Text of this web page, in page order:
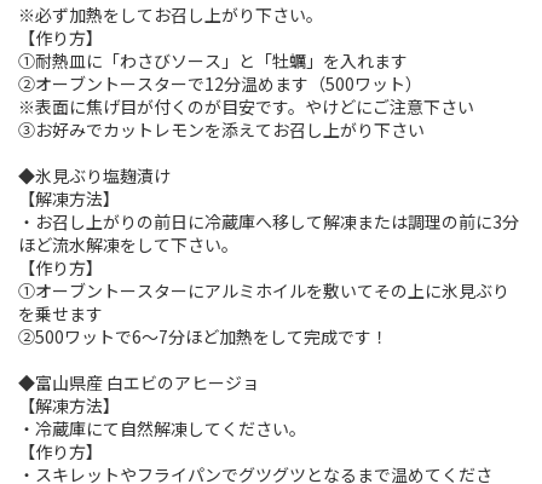
※必ず加熱をしてお召し上がり下さい。
【作り方】
①耐熱皿に「わさびソース」と「牡蠣」を入れます
②オーブントースターで12分温めます（500ワット）
※表面に焦げ目が付くのが目安です。やけどにご注意下さい
③お好みでカットレモンを添えてお召し上がり下さい
◆氷見ぶり塩麹漬け
【解凍方法】
・お召し上がりの前日に冷蔵庫へ移して解凍または調理の前に3分
ほど流水解凍をして下さい。
【作り方】
①オーブントースターにアルミホイルを敷いてその上に氷見ぶり
を乗せます
②500ワットで6～7分ほど加熱をして完成です！
◆富山県産 白エビのアヒージョ
【解凍方法】
・冷蔵庫にて自然解凍してください。
【作り方】
・スキレットやフライパンでグツグツとなるまで温めてくださ